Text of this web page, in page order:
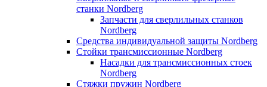
станки Nordberg
Запчасти для сверлильных станков
Nordberg
Средства индивидуальной защиты Nordberg
Стойки трансмиссионные Nordberg
Насадки для трансмиссионных стоек
Nordberg
Стяжки пружин Nordberg